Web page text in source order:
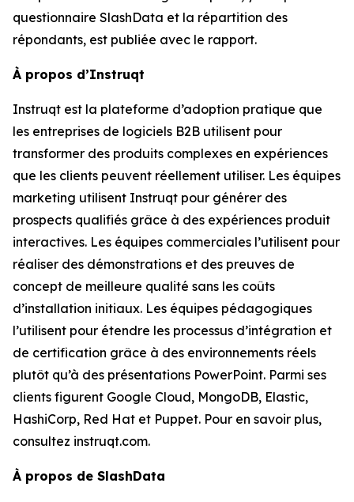
questionnaire SlashData et la répartition des
répondants, est publiée avec le rapport.
À propos d’Instruqt
Instruqt est la plateforme d’adoption pratique que
les entreprises de logiciels B2B utilisent pour
transformer des produits complexes en expériences
que les clients peuvent réellement utiliser. Les équipes
marketing utilisent Instruqt pour générer des
prospects qualifiés grâce à des expériences produit
interactives. Les équipes commerciales l’utilisent pour
réaliser des démonstrations et des preuves de
concept de meilleure qualité sans les coûts
d’installation initiaux. Les équipes pédagogiques
l’utilisent pour étendre les processus d’intégration et
de certification grâce à des environnements réels
plutôt qu’à des présentations PowerPoint. Parmi ses
clients figurent Google Cloud, MongoDB, Elastic,
HashiCorp, Red Hat et Puppet. Pour en savoir plus,
consultez instruqt.com.
À propos de SlashData